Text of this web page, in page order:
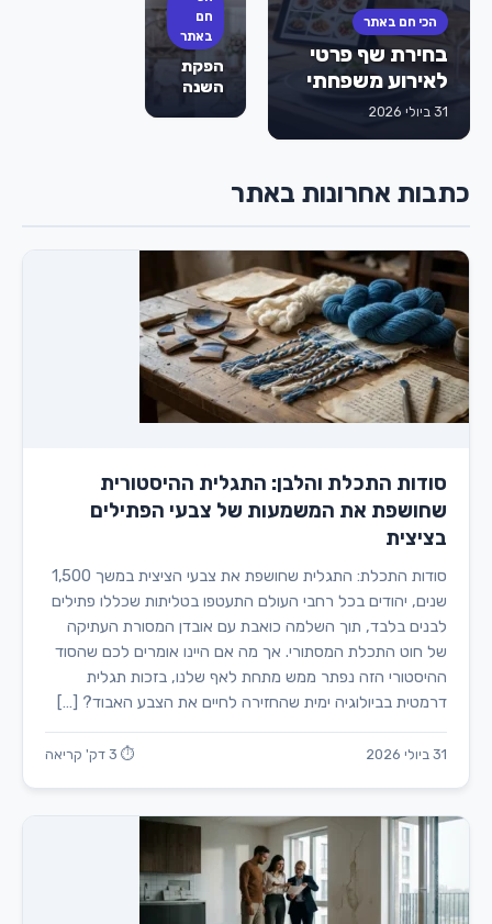
הכי חם באתר
בחירת שף פרטי
לאירוע משפחתי
31 ביולי 2026
לבת
מצווה
הם
הסוד
לאירוע
מוצלח
חם
באתר
הפקת
השנה
בראשון
לציון
שישאיר
את כל
השכבה
פעורת
פה
כתבות אחרונות באתר
סודות התכלת והלבן: התגלית ההיסטורית
שחושפת את המשמעות של צבעי הפתילים
בציצית
סודות התכלת: התגלית שחושפת את צבעי הציצית במשך 1,500
שנים, יהודים בכל רחבי העולם התעטפו בטליתות שכללו פתילים
לבנים בלבד, תוך השלמה כואבת עם אובדן המסורת העתיקה
של חוט התכלת המסתורי. אך מה אם היינו אומרים לכם שהסוד
ההיסטורי הזה נפתר ממש מתחת לאף שלנו, בזכות תגלית
דרמטית בביולוגיה ימית שהחזירה לחיים את הצבע האבוד? […]
31 ביולי 2026 ⏱ 3 דק' קריאה